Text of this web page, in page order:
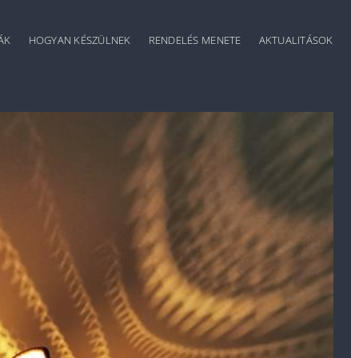
HOGYAN KÉSZÜLNEK RENDELÉS MENETE AKTUALITÁSOK